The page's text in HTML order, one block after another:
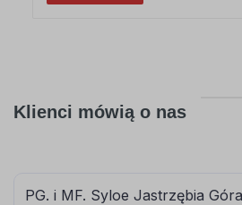
Klienci mówią o nas